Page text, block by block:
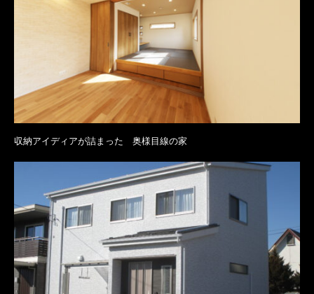
収納アイディアが詰まった 奥様目線の家